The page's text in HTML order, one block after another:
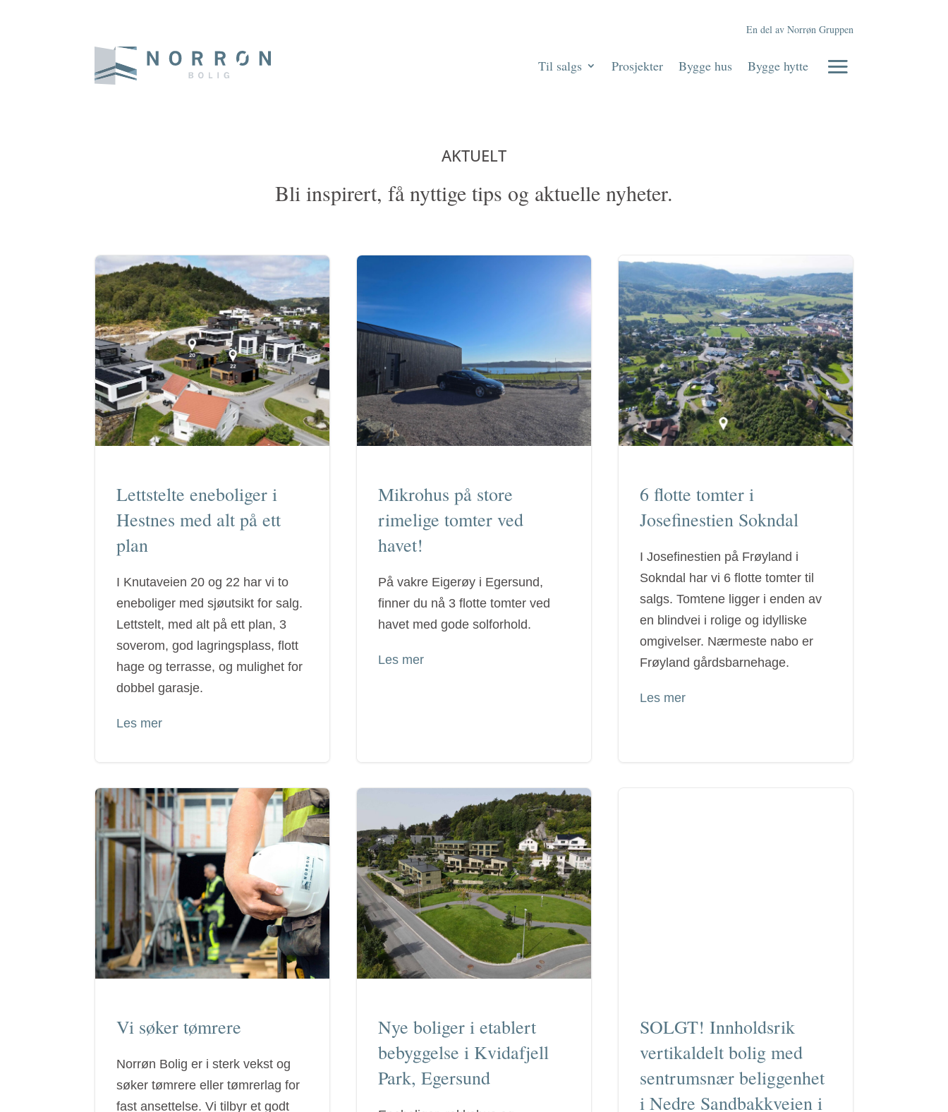
En del av Norrøn Gruppen
Til salgs Prosjekter Bygge hus Bygge hytte
AKTUELT
Bli inspirert, få nyttige tips og aktuelle nyheter.
Lettstelte eneboliger i
Hestnes med alt på ett
plan
I Knutaveien 20 og 22 har vi to
eneboliger med sjøutsikt for salg.
Lettstelt, med alt på ett plan, 3
soverom, god lagringsplass, flott
hage og terrasse, og mulighet for
dobbel garasje.
Les mer
Mikrohus på store
rimelige tomter ved
havet!
På vakre Eigerøy i Egersund,
finner du nå 3 flotte tomter ved
havet med gode solforhold.
Les mer
6 flotte tomter i
Josefinestien Sokndal
I Josefinestien på Frøyland i
Sokndal har vi 6 flotte tomter til
salgs. Tomtene ligger i enden av
en blindvei i rolige og idylliske
omgivelser. Nærmeste nabo er
Frøyland gårdsbarnehage.
Les mer
Vi søker tømrere
Norrøn Bolig er i sterk vekst og
søker tømrere eller tømrerlag for
fast ansettelse. Vi tilbyr et godt
Nye boliger i etablert
bebyggelse i Kvidafjell
Park, Egersund
SOLGT! Innholdsrik
vertikaldelt bolig med
sentrumsnær beliggenhet
i Nedre Sandbakkveien i